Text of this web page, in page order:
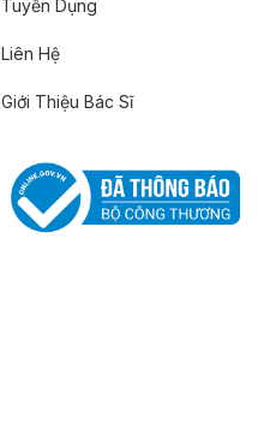
Tuyển Dụng
Liên Hệ
Giới Thiệu Bác Sĩ